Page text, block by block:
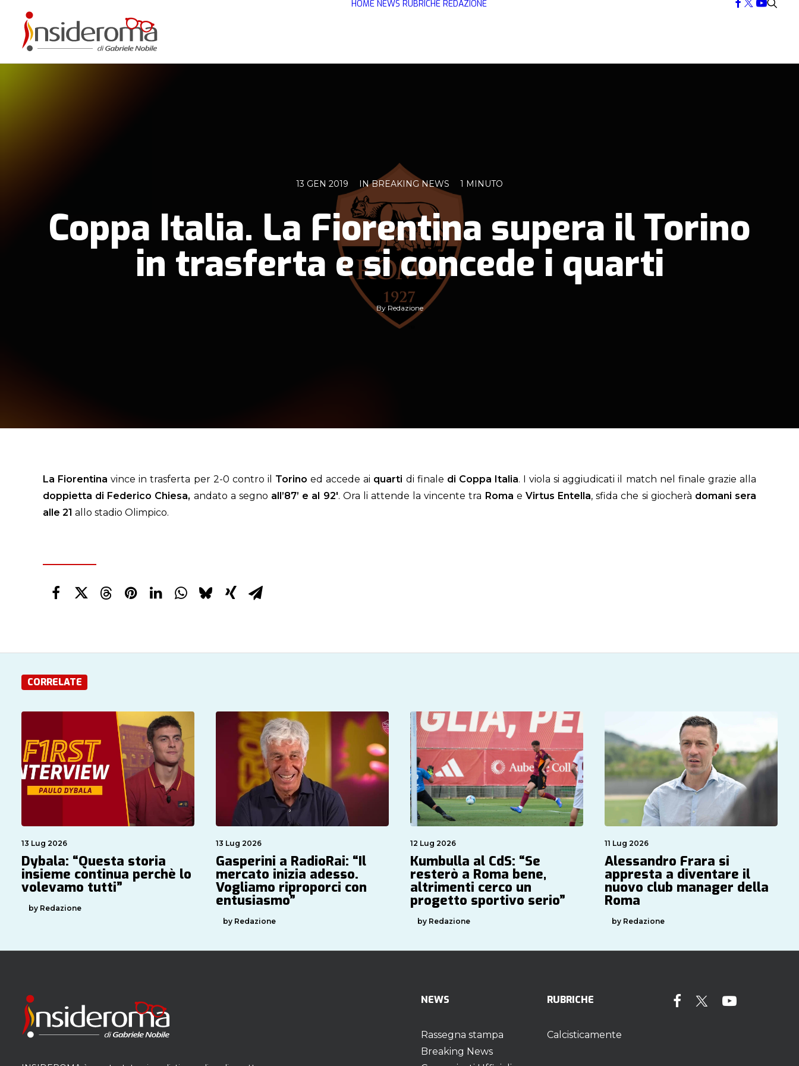
HOME NEWS RUBRICHE REDAZIONE
13 GEN 2019 INBREAKING NEWS 1 MINUTO
Coppa Italia. La Fiorentina supera il Torino
in trasferta e si concede i quarti
By Redazione
La Fiorentina vince in trasferta per 2-0 contro il Torino ed accede ai quarti di finale di Coppa Italia. I viola si aggiudicati il match nel finale grazie alla
doppietta di Federico Chiesa, andato a segno all’87’ e al 92′. Ora li attende la vincente tra Roma e Virtus Entella, sfida che si giocherà domani sera
alle 21 allo stadio Olimpico.
CORRELATE
13 Lug 2026
Dybala: “Questa storia
insieme continua perchè lo
volevamo tutti”
by Redazione
13 Lug 2026
Gasperini a RadioRai: “Il
mercato inizia adesso.
Vogliamo riproporci con
entusiasmo”
by Redazione
12 Lug 2026
Kumbulla al CdS: “Se
resterò a Roma bene,
altrimenti cerco un
progetto sportivo serio”
by Redazione
11 Lug 2026
Alessandro Frara si
appresta a diventare il
nuovo club manager della
Roma
by Redazione
NEWS
Rassegna stampa
Breaking News
RUBRICHE
Calcisticamente